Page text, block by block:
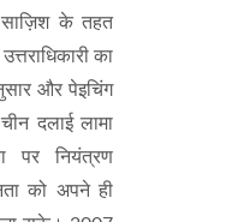
के तहत
का
और पेइचिंग
दलाई लामा
पर नियंत्रण
को अपने ही